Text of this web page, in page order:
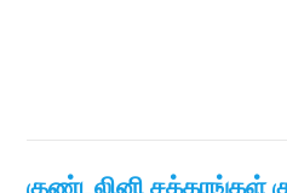
குண்டலினி சக்கரங்கள்